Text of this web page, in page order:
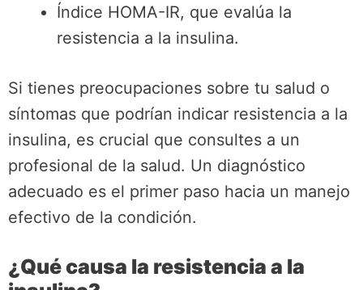
Índice HOMA-IR, que evalúa la
resistencia a la insulina.
Si tienes preocupaciones sobre tu salud o
síntomas que podrían indicar resistencia a la
insulina, es crucial que consultes a un
profesional de la salud. Un diagnóstico
adecuado es el primer paso hacia un manejo
efectivo de la condición.
¿Qué causa la resistencia a la